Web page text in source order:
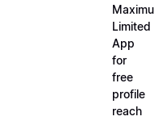
Limited
App
for
free
profile
reach